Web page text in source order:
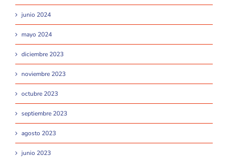
junio 2024
mayo 2024
diciembre 2023
noviembre 2023
octubre 2023
septiembre 2023
agosto 2023
junio 2023